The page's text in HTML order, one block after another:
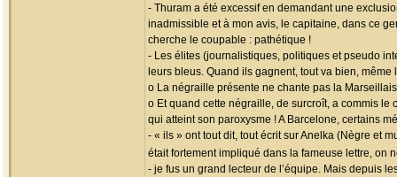
- Thuram a été excessif en demandant une
inadmissible et à mon avis, le capitaine, dans ce
cherche le coupable : pathétique !
- Les élites (journalistiques, politiques et pseudo
leurs bleus. Quand ils gagnent, tout va bien,
o La négraille présente ne chante pas la
o Et quand cette négraille, de surcroît, a commis le
qui atteint son paroxysme ! A Barcelone, certains
- « ils » ont tout dit, tout écrit sur Anelka (Nègre et
était fortement impliqué dans la fameuse lettre,
- je fus un grand lecteur de l’équipe. Mais depuis